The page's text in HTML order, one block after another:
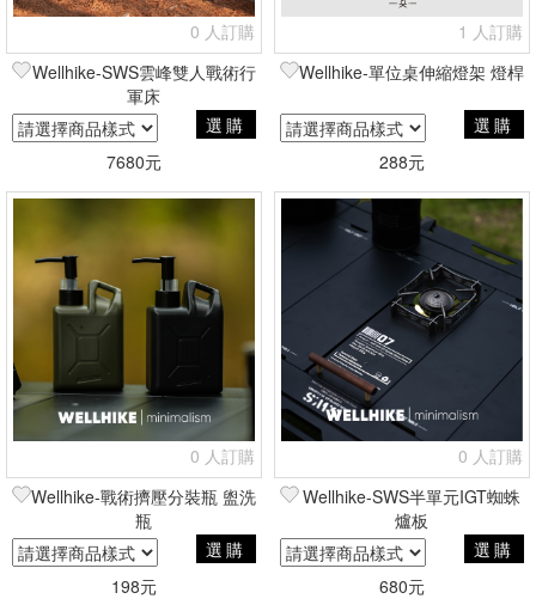
0 人訂購
Wellhike-SWS雲峰雙人戰術行
軍床
選購
7680元
1 人訂購
Wellhike-單位桌伸縮燈架 燈桿
選購
288元
0 人訂購
Wellhike-戰術擠壓分裝瓶 盥洗
瓶
選購
198元
0 人訂購
Wellhike-SWS半單元IGT蜘蛛
爐板
選購
680元